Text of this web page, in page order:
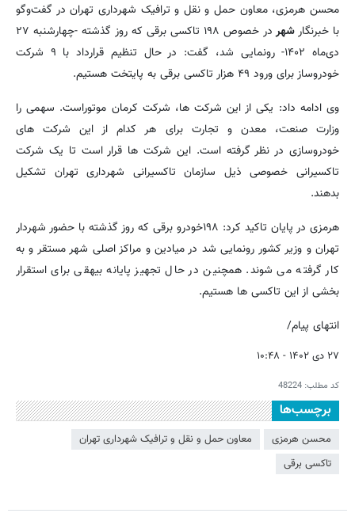
محسن هرمزی، معاون حمل و نقل و ترافیک شهرداری تهران در گفت‌وگو
با خبرنگارشهر
در خصوص ۱۹۸ تاکسی برقی که روز گذشته -چهارشنبه ۲۷
دی‌ماه ۱۴۰۲- رونمایی شد، گفت: در حال تنظیم قرارداد با ۹ شرکت
خودروساز برای ورود ۴۹ هزار تاکسی برقی به پایتخت هستیم.
وی ادامه داد: یکی از این شرکت ها، شرکت کرمان موتوراست. سهمی را
وزارت صنعت، معدن و تجارت برای هر کدام از این شرکت های
خودروسازی در نظر گرفته است. این شرکت ها قرار است تا یک شرکت
تاکسیرانی خصوصی ذیل سازمان تاکسیرانی شهرداری تهران تشکیل
بدهند.
هرمزی در پایان تاکید کرد: ۱۹۸خودرو برقی که روز گذشته با حضور شهردار
تهران و وزیر کشور رونمایی شد در میادین و مراکز اصلی شهر مستقر و به
کار گرفته می شوند. همچنین در حال تجهیز پایانه بیهقی برای استقرار
بخشی از این تاکسی ها هستیم.
انتهای پیام/
۲۷ دی ۱۴۰۲ - ۱۰:۴۸
کد مطلب: 48224
برچسب‌ها
محسن هرمزی
معاون حمل و نقل و ترافیک شهرداری تهران
تاکسی برقی